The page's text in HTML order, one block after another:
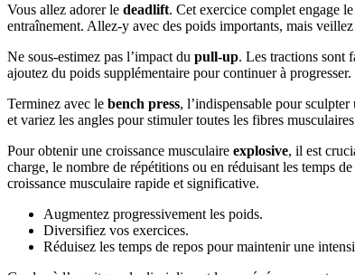
Vous allez adorer le deadlift. Cet exercice complet engage
entraînement. Allez-y avec des poids importants, mais
Ne sous-estimez pas l’impact du pull-up. Les tractions sont
ajoutez du poids supplémentaire pour continuer à progresser.
Terminez avec le bench press, l’indispensable pour
et variez les angles pour stimuler toutes les fibres
Pour obtenir une croissance musculaire explosive, il est
charge, le nombre de répétitions ou en réduisant les temps
croissance musculaire rapide et significative.
Augmentez progressivement les poids.
Diversifiez vos exercices.
Réduisez les temps de repos pour maintenir une